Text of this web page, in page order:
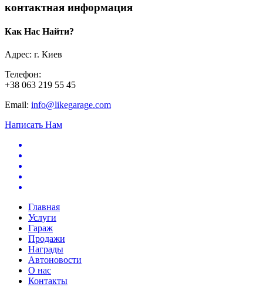
контактная информация
Как Нас Найти?
Адрес: г. Киев
Телефон:
+38 063 219 55 45
Email: info@likegarage.com
Написать Нам
Главная
Услуги
Гараж
Продажи
Награды
Автоновости
О нас
Контакты